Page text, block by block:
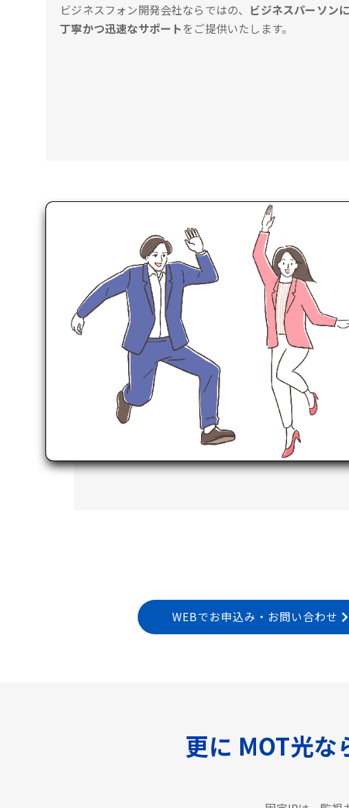
ビジネスフォン開発会社ならではの、 ビジネスパーソン
丁寧かつ迅速なサポートをご提供いたします。
WEBでお申込み・お問い合わせ
更に MOT光な